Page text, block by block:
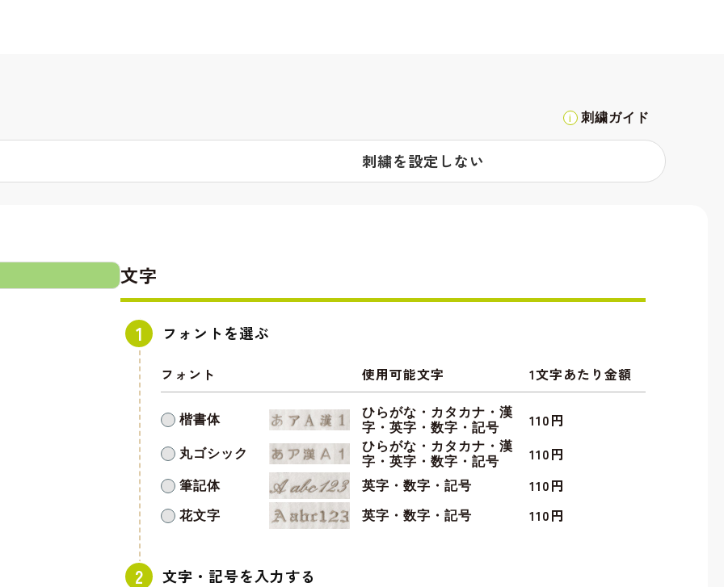
刺繍ガイド
刺繍を設定しない
文字
フォントを選ぶ
フォント 使用可能文字 1文字あたり金額
楷書体
ひらがな・カタカナ・漢
字・英字・数字・記号
110円
丸ゴシック
ひらがな・カタカナ・漢
字・英字・数字・記号
110円
筆記体 英字・数字・記号 110円
花文字 英字・数字・記号 110円
文字・記号を入力する